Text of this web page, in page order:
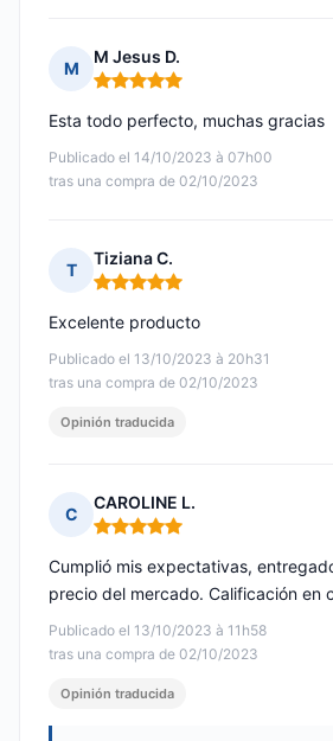
M
M Jesus D.
Nota: 5 de 5
Publicado el 14/10/2023 à 07h00
tras una compra de 02/10/2023
Esta todo perfecto, muchas gracias
T
Tiziana C.
Nota: 5 de 5
Publicado el 13/10/2023 à 20h31
tras una compra de 02/10/2023
Excelente producto
Opinión traducida
C
CAROLINE L.
Nota: 5 de 5
Publicado el 13/10/2023 à 11h58
tras una compra de 02/10/2023
Cumplió mis expectativas,
precio del mercado. Calificación en
Opinión traducida